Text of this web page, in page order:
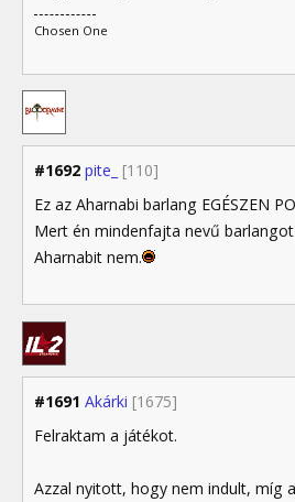
Chosen One
#1692 pite_ [110]
Ez az Aharnabi barlang EGÉSZEN
Mert én mindenfajta nevű
Aharnabit nem.
#1691 Akárki [1675]
Felraktam a játékot.
Azzal nyitott, hogy nem indult, míg